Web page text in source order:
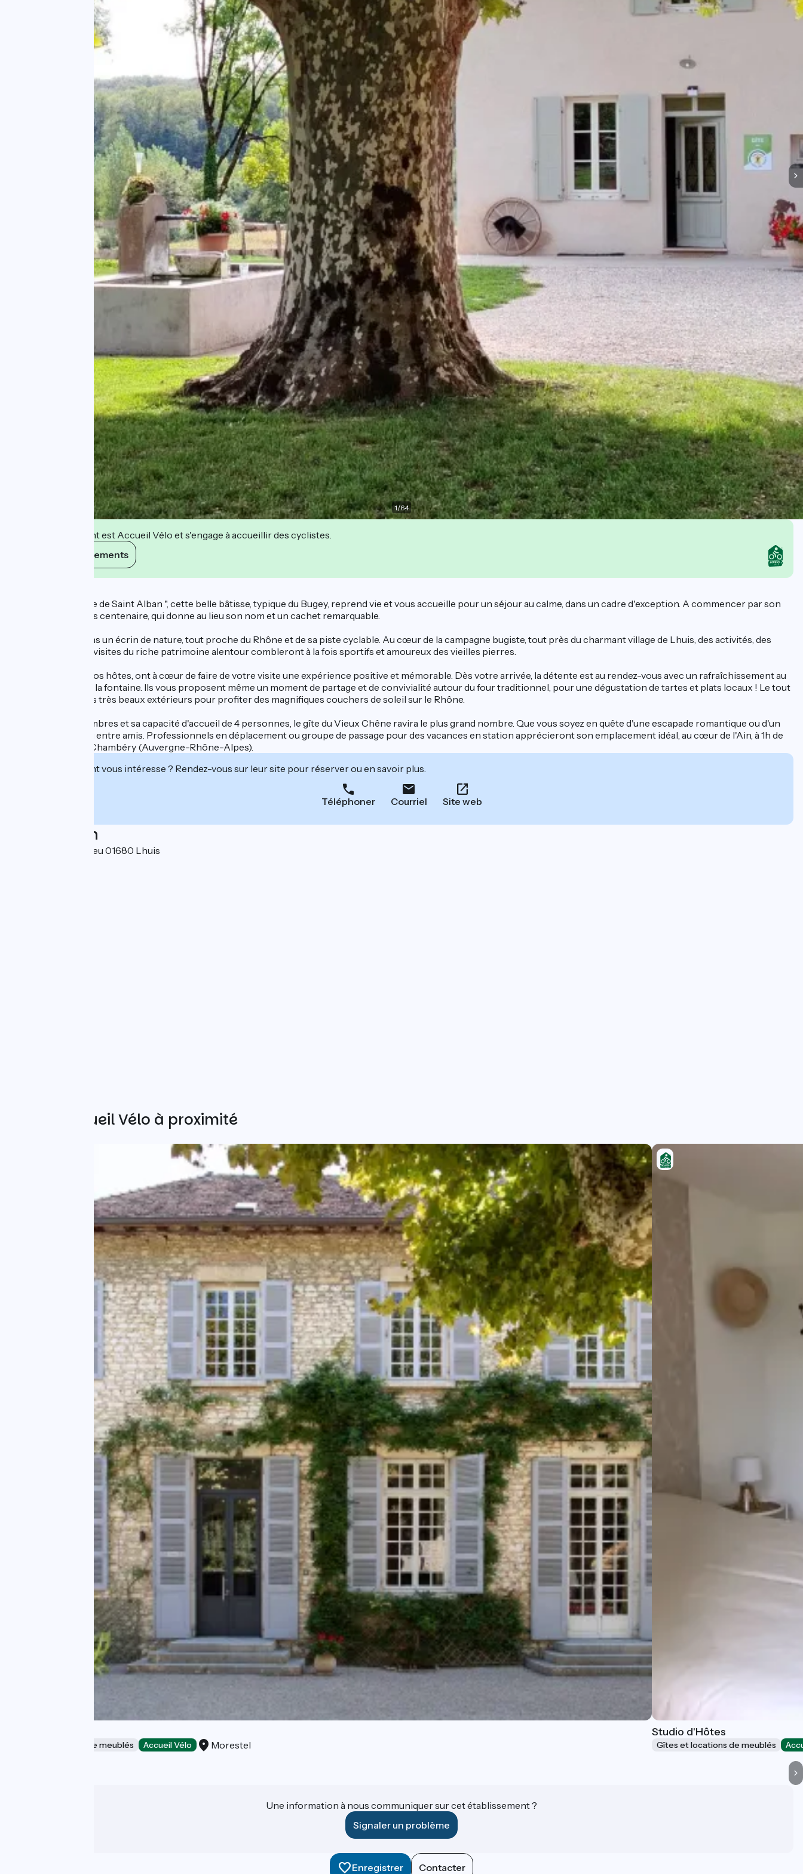
1/64
Cet établissement est Accueil Vélo et s'engage à accueillir des cyclistes.
Voir ses engagements
Autrefois "l'auberge de Saint Alban ", cette belle bâtisse, typique du Bugey, reprend vie et vous accueille pour un séjour au calme, dans un cadre d'exception. A commencer par son
chêne plusieurs fois centenaire, qui donne au lieu son nom et un cachet remarquable.
Le gîte est situé dans un écrin de nature, tout proche du Rhône et de sa piste cyclable. Au cœur de la campagne bugiste, tout près du charmant village de Lhuis, des activités, des
randonnées et des visites du riche patrimoine alentour combleront à la fois sportifs et amoureux des vieilles pierres.
Michèle et Bruno, vos hôtes, ont à cœur de faire de votre visite une expérience positive et mémorable. Dès votre arrivée, la détente est au rendez-vous avec un rafraîchissement au
son des clapotis de la fontaine. Ils vous proposent même un moment de partage et de convivialité autour du four traditionnel, pour une dégustation de tartes et plats locaux ! Le tout
sur la terrasse et les très beaux extérieurs pour profiter des magnifiques couchers de soleil sur le Rhône.
Avec ses deux chambres et sa capacité d'accueil de 4 personnes, le gîte du Vieux Chêne ravira le plus grand nombre. Que vous soyez en quête d'une escapade romantique ou d'un
séjour en famille ou entre amis. Professionnels en déplacement ou groupe de passage pour des vacances en station apprécieront son emplacement idéal, au cœur de l'Ain, à 1h de
Lyon, Grenoble et Chambéry (Auvergne-Rhône-Alpes).
Cet établissement vous intéresse ? Rendez-vous sur leur site pour réserver ou en savoir plus.
Téléphoner Courriel Site web
Localisation
2745 route de Flevieu 01680 Lhuis
Autres Accueil Vélo à proximité
Gîtes et locations de meublés Accueil Vélo Morestel
Studio d'Hôtes
Gîtes et locations de meublés
Une information à nous communiquer sur cet établissement ?
Signaler un problème
Enregistrer Contacter